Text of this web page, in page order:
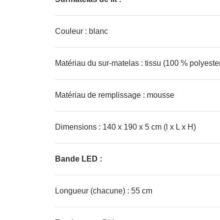
Couleur : blanc
Matériau du sur-matelas : tissu (100 %
Matériau de remplissage : mousse
Dimensions : 140 x 190 x 5 cm (l x L x H)
Bande LED :
Longueur (chacune) : 55 cm